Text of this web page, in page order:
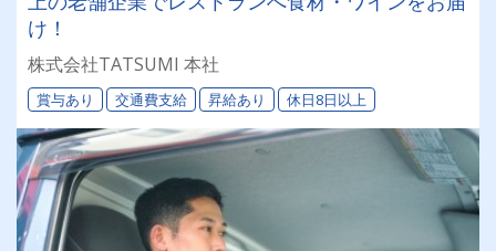
け！
株式会社TATSUMI 本社
賞与あり 交通費支給 昇給あり 休日8日以上